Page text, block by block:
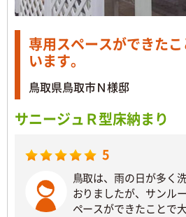
専用スペースができた
います。
鳥取県鳥取市Ｎ様邸
サニージュＲ型床納まり
5
鳥取は、雨の日が多く
おりましたが、サンル
ペースができたことで